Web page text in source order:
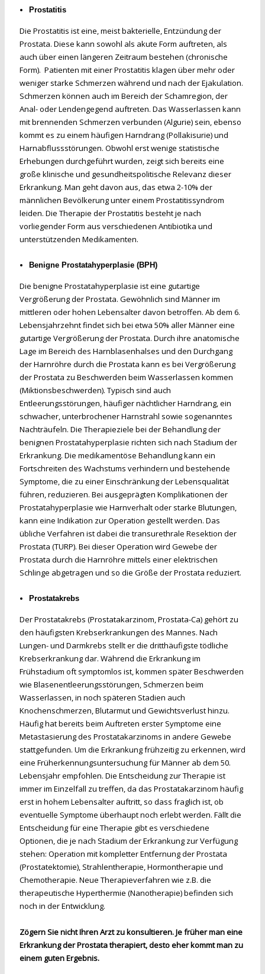
Prostatitis
Die Prostatitis ist eine, meist bakterielle, Entzündung der
Prostata. Diese kann sowohl als akute Form auftreten, als
auch über einen längeren Zeitraum bestehen (chronische
Form). Patienten mit einer Prostatitis klagen über mehr oder
weniger starke Schmerzen während und nach der Ejakulation.
Schmerzen können auch im Bereich der Schamregion, der
Anal- oder Lendengegend auftreten. Das Wasserlassen kann
mit brennenden Schmerzen verbunden (Algurie) sein, ebenso
kommt es zu einem häufigen Harndrang (Pollakisurie) und
Harnabflussstörungen. Obwohl erst wenige statistische
Erhebungen durchgeführt wurden, zeigt sich bereits eine
große klinische und gesundheitspolitische Relevanz dieser
Erkrankung. Man geht davon aus, das etwa 2-10% der
männlichen Bevölkerung unter einem Prostatitissyndrom
leiden. Die Therapie der Prostatitis besteht je nach
vorliegender Form aus verschiedenen Antibiotika und
unterstützenden Medikamenten.
Benigne Prostatahyperplasie (BPH)
Die benigne Prostatahyperplasie ist eine gutartige
Vergrößerung der Prostata. Gewöhnlich sind Männer im
mittleren oder hohen Lebensalter davon betroffen. Ab dem 6.
Lebensjahrzehnt findet sich bei etwa 50% aller Männer eine
gutartige Vergrößerung der Prostata. Durch ihre anatomische
Lage im Bereich des Harnblasenhalses und den Durchgang
der Harnröhre durch die Prostata kann es bei Vergrößerung
der Prostata zu Beschwerden beim Wasserlassen kommen
(Miktionsbeschwerden). Typisch sind auch
Entleerungsstörungen, häufiger nächtlicher Harndrang, ein
schwacher, unterbrochener Harnstrahl sowie sogenanntes
Nachträufeln. Die Therapieziele bei der Behandlung der
benignen Prostatahyperplasie richten sich nach Stadium der
Erkrankung. Die medikamentöse Behandlung kann ein
Fortschreiten des Wachstums verhindern und bestehende
Symptome, die zu einer Einschränkung der Lebensqualität
führen, reduzieren. Bei ausgeprägten Komplikationen der
Prostatahyperplasie wie Harnverhalt oder starke Blutungen,
kann eine Indikation zur Operation gestellt werden. Das
übliche Verfahren ist dabei die transurethrale Resektion der
Prostata (TURP). Bei dieser Operation wird Gewebe der
Prostata durch die Harnröhre mittels einer elektrischen
Schlinge abgetragen und so die Größe der Prostata reduziert.
Prostatakrebs
Der Prostatakrebs (Prostatakarzinom, Prostata-Ca) gehört zu
den häufigsten Krebserkrankungen des Mannes. Nach
Lungen- und Darmkrebs stellt er die dritthäufigste tödliche
Krebserkrankung dar. Während die Erkrankung im
Frühstadium oft symptomlos ist, kommen später Beschwerden
wie Blasenentleerungsstörungen, Schmerzen beim
Wasserlassen, in noch späteren Stadien auch
Knochenschmerzen, Blutarmut und Gewichtsverlust hinzu.
Häufig hat bereits beim Auftreten erster Symptome eine
Metastasierung des Prostatakarzinoms in andere Gewebe
stattgefunden. Um die Erkrankung frühzeitig zu erkennen, wird
eine Früherkennungsuntersuchung für Männer ab dem 50.
Lebensjahr empfohlen. Die Entscheidung zur Therapie ist
immer im Einzelfall zu treffen, da das Prostatakarzinom häufig
erst in hohem Lebensalter auftritt, so dass fraglich ist, ob
eventuelle Symptome überhaupt noch erlebt werden. Fällt die
Entscheidung für eine Therapie gibt es verschiedene
Optionen, die je nach Stadium der Erkrankung zur Verfügung
stehen: Operation mit kompletter Entfernung der Prostata
(Prostatektomie), Strahlentherapie, Hormontherapie und
Chemotherapie. Neue Therapieverfahren wie z.B. die
therapeutische Hyperthermie (Nanotherapie) befinden sich
noch in der Entwicklung.
Zögern Sie nicht Ihren Arzt zu konsultieren. Je früher man eine
Erkrankung der Prostata therapiert, desto eher kommt man zu
einem guten Ergebnis.